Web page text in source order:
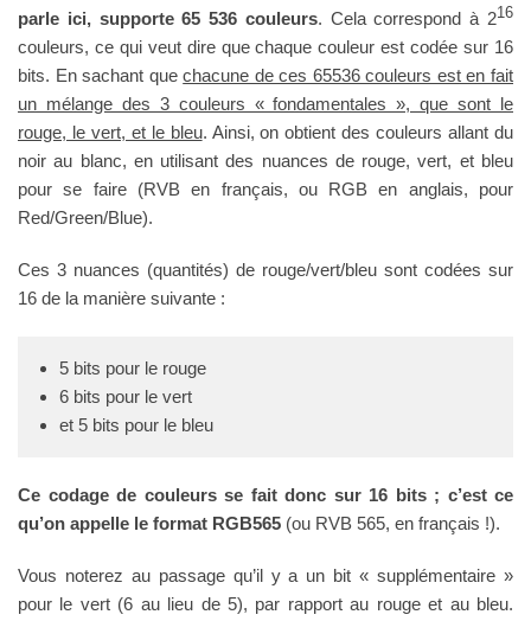
parle ici, supporte 65 536 couleurs. Cela correspond à 216
couleurs, ce qui veut dire que chaque couleur est codée sur 16
bits. En sachant quechacune de ces 65536 couleurs est en fait
un mélange des 3 couleurs « fondamentales », que sont le
rouge, le vert, et le bleu. Ainsi, on obtient des couleurs allant du
noir au blanc, en utilisant des nuances de rouge, vert, et bleu
pour se faire (RVB en français, ou RGB en anglais, pour
Red/Green/Blue).
Ces 3 nuances (quantités) de rouge/vert/bleu sont codées sur
16 de la manière suivante :
5 bits pour le rouge
6 bits pour le vert
et 5 bits pour le bleu
Ce codage de couleurs se fait donc sur 16 bits ; c’est ce
qu’on appelle le format RGB565 (ou RVB 565, en français !).
Vous noterez au passage qu’il y a un bit « supplémentaire »
pour le vert (6 au lieu de 5), par rapport au rouge et au bleu.